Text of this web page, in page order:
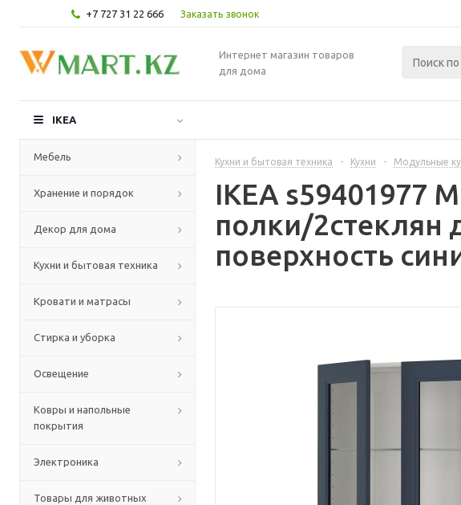
+7 727 31 22 666 Заказать звонок
Интернет магазин товаров
для дома
IKEA
Мебель
Хранение и порядок
Декор для дома
Кухни и бытовая техника
Кровати и матрасы
Стирка и уборка
Освещение
Ковры и напольные
покрытия
Электроника
Товары для животных
Кухни и бытовая техника - Кухни - Модульные
IKEA s59401977
полки/2стеклян
поверхность